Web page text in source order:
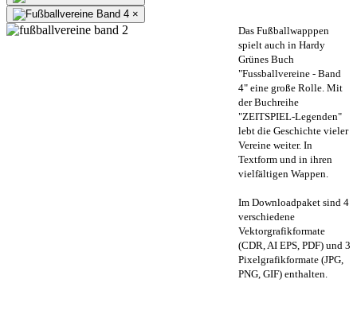
×
Das Fußballwapppen
spielt auch in Hardy
Grünes Buch
"Fussballvereine - Band
4" eine große Rolle. Mit
der Buchreihe
"ZEITSPIEL-Legenden"
lebt die Geschichte vieler
Vereine weiter. In
Textform und in ihren
vielfältigen Wappen.
Im Downloadpaket sind 4
verschiedene
Vektorgrafikformate
(CDR, AI EPS, PDF) und 3
Pixelgrafikformate (JPG,
PNG, GIF) enthalten.